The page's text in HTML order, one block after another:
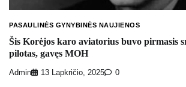
PASAULINĖS GYNYBINĖS NAUJIENOS
Šis Korėjos karo aviatorius buvo pirmasis
pilotas, gavęs MOH
Admin 13 Lapkričio, 2025 0